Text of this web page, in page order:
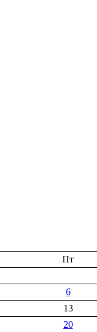
Пт
6
13
20